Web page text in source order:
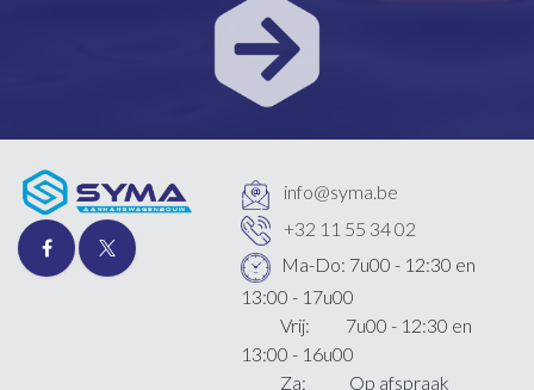
info@syma.be
+32 11 55 34 02
Ma-Do: 7u00 - 12:30 en
13:00 - 17u00
Vrij: 7u00 - 12:30 en
13:00 - 16u00
Za: Op afspraak